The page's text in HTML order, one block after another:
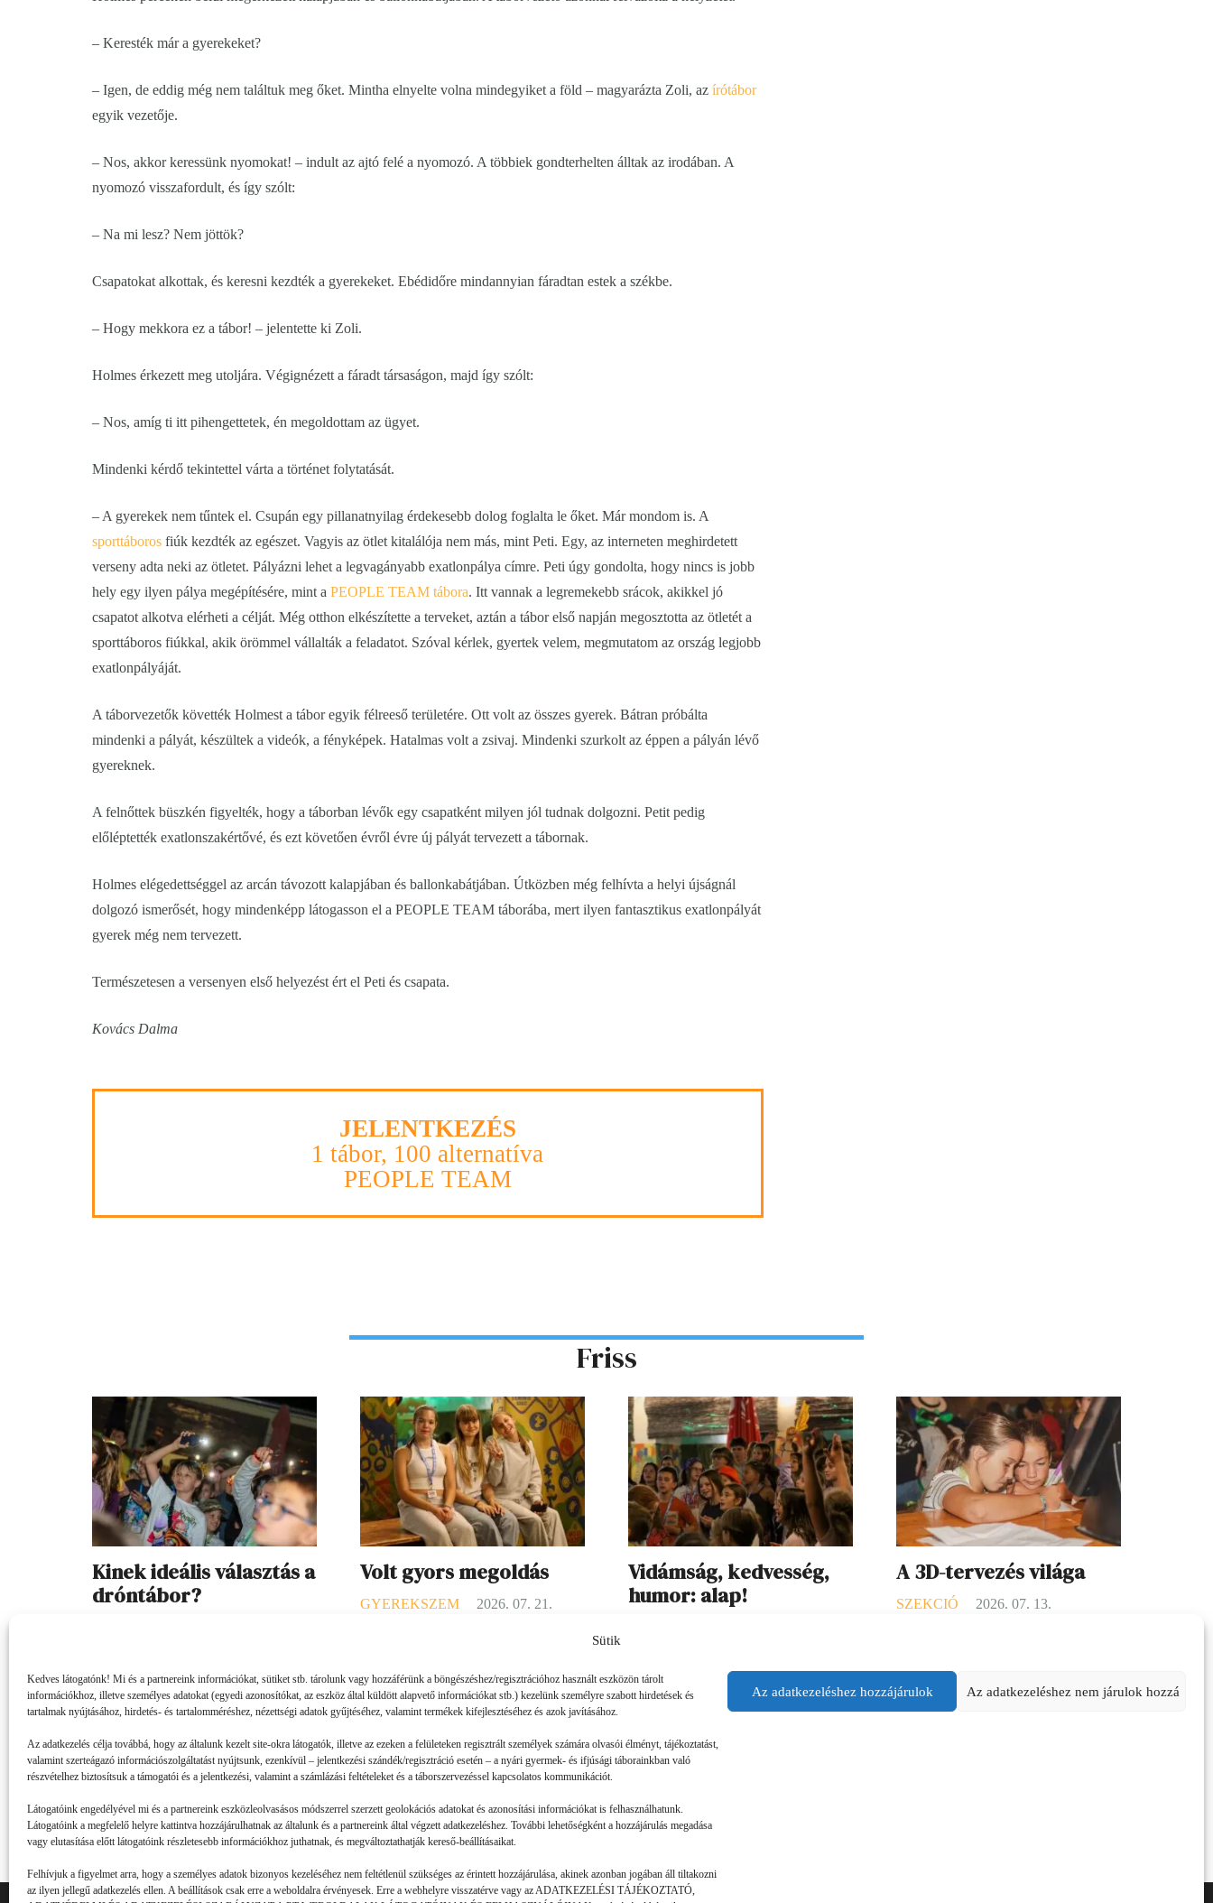
Sütik
Kedves látogatónk! Mi és a partnereink információkat, sütiket stb. tárolunk vagy hozzáférünk a böngészéshez/regisztrációhoz használt eszközön tárolt
információkhoz, illetve személyes adatokat (egyedi azonosítókat, az eszköz által küldött alapvető információkat stb.) kezelünk személyre szabott hirdetések és
tartalmak nyújtásához, hirdetés- és tartalomméréshez, nézettségi adatok gyűjtéséhez, valamint termékek kifejlesztéséhez és azok javításához.
Az adatkezelés célja továbbá, hogy az általunk kezelt site-okra látogatók, illetve az ezeken a felületeken regisztrált személyek számára olvasói élményt, tájékoztatást,
valamint szerteágazó információszolgáltatást nyújtsunk, ezenkívül – jelentkezési szándék/regisztráció esetén – a nyári gyermek- és ifjúsági táborainkban való
részvételhez biztosítsuk a támogatói és a jelentkezési, valamint a számlázási feltételeket és a táborszervezéssel kapcsolatos kommunikációt.
Látogatóink engedélyével mi és a partnereink eszközleolvasásos módszerrel szerzett geolokációs adatokat és azonosítási információkat is felhasználhatunk.
Látogatóink a megfelelő helyre kattintva hozzájárulhatnak az általunk és a partnereink által végzett adatkezeléshez. További lehetőségként a hozzájárulás megadása
vagy elutasítása előtt látogatóink részletesebb információkhoz juthatnak, és megváltoztathatják kereső-beállításaikat.
Felhívjuk a figyelmet arra, hogy a személyes adatok bizonyos kezeléséhez nem feltétlenül szükséges az érintett hozzájárulása, akinek azonban jogában áll tiltakozni
az ilyen jellegű adatkezelés ellen. A beállítások csak erre a weboldalra érvényesek. Erre a webhelyre visszatérve vagy az ADATKEZELÉSI TÁJÉKOZTATÓ,
Az adatkezeléshez hozzájárulok Az adatkezeléshez nem járulok hozzá
– Keresték már a gyerekeket?
– Igen, de eddig még nem találtuk meg őket. Mintha elnyelte volna mindegyiket a föld – magyarázta Zoli, az írótábor
egyik vezetője.
– Nos, akkor keressünk nyomokat! – indult az ajtó felé a nyomozó. A többiek gondterhelten álltak az irodában. A
nyomozó visszafordult, és így szólt:
– Na mi lesz? Nem jöttök?
Csapatokat alkottak, és keresni kezdték a gyerekeket. Ebédidőre mindannyian fáradtan estek a székbe.
– Hogy mekkora ez a tábor! – jelentette ki Zoli.
Holmes érkezett meg utoljára. Végignézett a fáradt társaságon, majd így szólt:
– Nos, amíg ti itt pihengettetek, én megoldottam az ügyet.
Mindenki kérdő tekintettel várta a történet folytatását.
– A gyerekek nem tűntek el. Csupán egy pillanatnyilag érdekesebb dolog foglalta le őket. Már mondom is. A
sporttáboros fiúk kezdték az egészet. Vagyis az ötlet kitalálója nem más, mint Peti. Egy, az interneten meghirdetett
verseny adta neki az ötletet. Pályázni lehet a legvagányabb exatlonpálya címre. Peti úgy gondolta, hogy nincs is jobb
hely egy ilyen pálya megépítésére, mint a PEOPLE TEAM tábora. Itt vannak a legremekebb srácok, akikkel jó
csapatot alkotva elérheti a célját. Még otthon elkészítette a terveket, aztán a tábor első napján megosztotta az ötletét a
sporttáboros fiúkkal, akik örömmel vállalták a feladatot. Szóval kérlek, gyertek velem, megmutatom az ország legjobb
exatlonpályáját.
A táborvezetők követték Holmest a tábor egyik félreeső területére. Ott volt az összes gyerek. Bátran próbálta
mindenki a pályát, készültek a videók, a fényképek. Hatalmas volt a zsivaj. Mindenki szurkolt az éppen a pályán lévő
gyereknek.
A felnőttek büszkén figyelték, hogy a táborban lévők egy csapatként milyen jól tudnak dolgozni. Petit pedig
előléptették exatlonszakértővé, és ezt követően évről évre új pályát tervezett a tábornak.
Holmes elégedettséggel az arcán távozott kalapjában és ballonkabátjában. Útközben még felhívta a helyi újságnál
dolgozó ismerősét, hogy mindenképp látogasson el a PEOPLE TEAM táborába, mert ilyen fantasztikus exatlonpályát
gyerek még nem tervezett.
Természetesen a versenyen első helyezést ért el Peti és csapata.
Kovács Dalma
JELENTKEZÉS
1 tábor, 100 alternatíva
PEOPLE TEAM
Friss
Kinek ideális választás a
dróntábor?
kérdés, hogy az adott program illik-e a
gyerek személyiségéhez és
izgalmas lehetőséget kínálnak,
ugyanakkor érdemes átgondolni, hogy
mely gyerekek számára jelentik a…
Volt gyors megoldás
GYEREKSZEM 2026. 07. 21.
azonnal segítettek. (Ebben a táborban a
mókusok a táboroztatók.) Láttam olyat
is, hogy valaki nem jött ki…
Vidámság, kedvesség,
humor: alap!
legjobbak az esti programok voltak.
Ilyenkor mindig történt valami
Szolgáltatóház voltak a kedvenceim.
A 3D-tervezés világa
SZEKCIÓ 2026. 07. 13.
áll ahhoz, amit a gyerekek ösztönösen
szeretnek csinálni: kitalálni, építeni,